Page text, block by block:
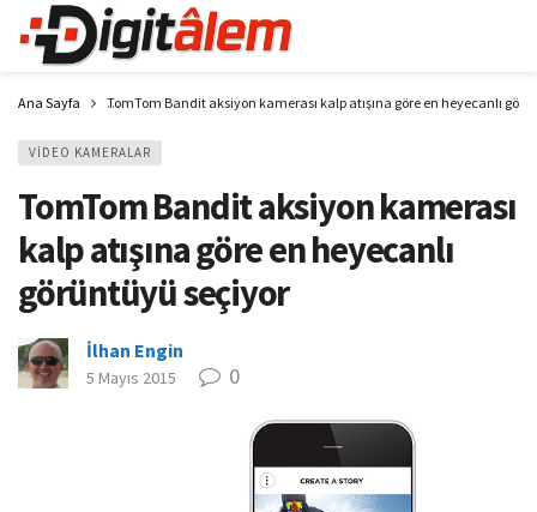
Ana Sayfa TomTom Bandit aksiyon kamerası kalp atışına göre en heyecanlı
VIDEO KAMERALAR
TomTom Bandit aksiyon kamerası
kalp atışına göre en heyecanlı
görüntüyü seçiyor
İlhan Engin
5 Mayıs 2015 0